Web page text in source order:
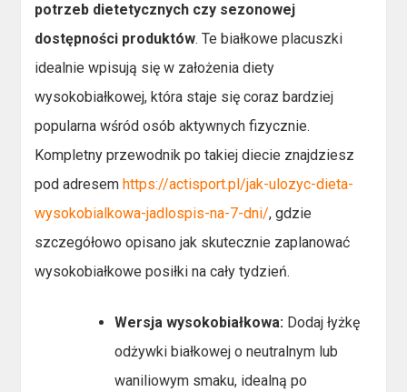
potrzeb dietetycznych czy sezonowej
dostępności produktów. Te białkowe placuszki
idealnie wpisują się w założenia diety
wysokobiałkowej, która staje się coraz bardziej
popularna wśród osób aktywnych fizycznie.
Kompletny przewodnik po takiej diecie znajdziesz
pod adresem https://actisport.pl/jak-ulozyc-dieta-
wysokobialkowa-jadlospis-na-7-dni/, gdzie
szczegółowo opisano jak skutecznie zaplanować
wysokobiałkowe posiłki na cały tydzień.
Wersja wysokobiałkowa: Dodaj łyżkę
odżywki białkowej o neutralnym lub
waniliowym smaku, idealną po